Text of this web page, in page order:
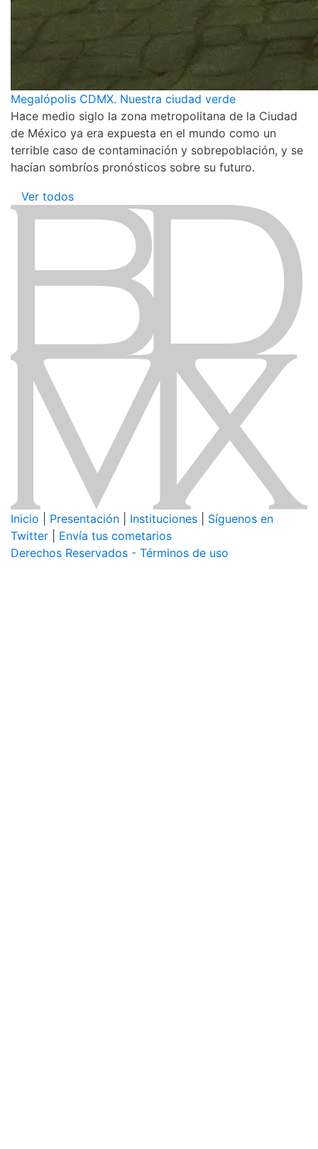
Megalópolis CDMX. Nuestra ciudad verde
Hace medio siglo la zona metropolitana de la Ciudad
de México ya era expuesta en el mundo como un
terrible caso de contaminación y sobrepoblación, y se
hacían sombríos pronósticos sobre su futuro.
Ver todos
Inicio Presentación Instituciones
Síguenos en
Twitter
Envía tus cometarios
Derechos Reservados - Términos de uso